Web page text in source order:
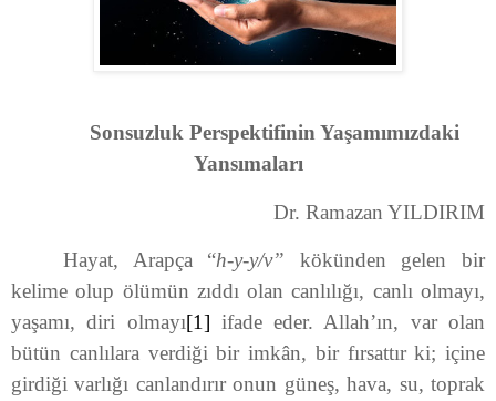
Sonsuzluk Perspektifinin Yaşamımızdaki
Yansımaları
Dr. Ramazan YILDIRIM
Hayat, Arapça “h-y-y/v” kökünden gelen bir
kelime olup ölümün zıddı olan canlılığı, canlı olmayı,
yaşamı, diri olmayı[1] ifade eder. Allah’ın, var olan
bütün canlılara verdiği bir imkân, bir fırsattır ki; içine
girdiği varlığı canlandırır onun güneş, hava, su, toprak